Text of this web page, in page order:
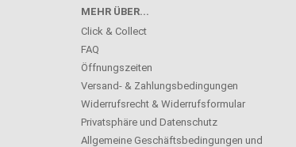
MEHR ÜBER...
Click & Collect
FAQ
Öffnungszeiten
Versand- & Zahlungsbedingungen
Widerrufsrecht & Widerrufsformular
Privatsphäre und Datenschutz
Allgemeine Geschäftsbedingungen und